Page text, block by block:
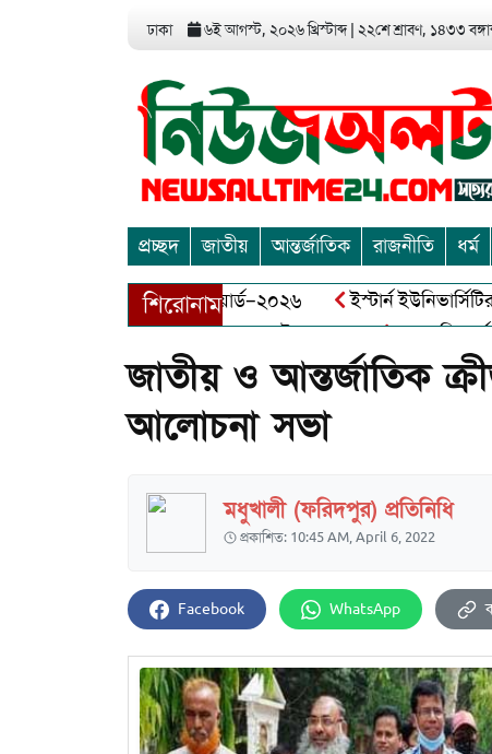
ঢাকা ৬ই আগস্ট, ২০২৬ খ্রিস্টাব্দ ২২শে শ্রাবণ, ১৪৩৩
প্রচ্ছদ জাতীয় আন্তর্জাতিক রাজনীতি ধর্ম
শিরোনাম
এন্ড এন্ট্রাপ্রেনিয়র অ্যাওয়ার্ড–২০২৬ ইস্টার্ন ইউনিভার্সিটির
মুক্তিযোদ্ধা আব্দুল খালেক এর ইন্তেকাল
আত্মশুদ্ধি অর্জন ও
জাতীয় ও আন্তর্জাতিক
আলোচনা সভা
মধুখালী (ফরিদপুর) প্রতিনিধি
প্রকাশিত: 10:45 AM, April 6, 2022
Facebook WhatsApp